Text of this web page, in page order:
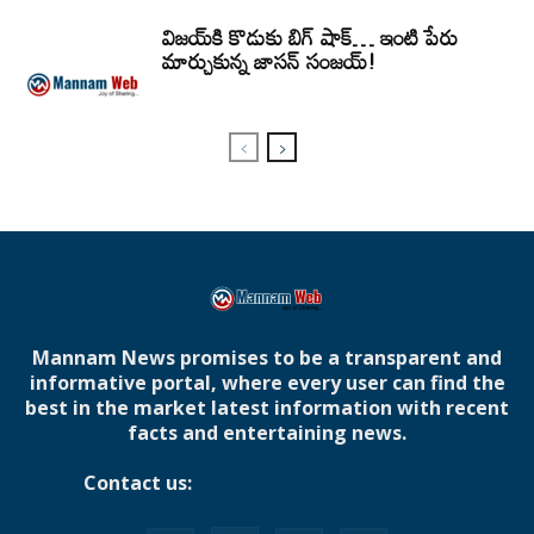
విజయ్‌కి కొడుకు బిగ్ షాక్… ఇంటి పేరు
మార్చుకున్న జాసన్ సంజయ్!
Mannam News promises to be a transparent and
informative portal, where every user can find the
best in the market latest information with recent
facts and entertaining news.
Contact us: